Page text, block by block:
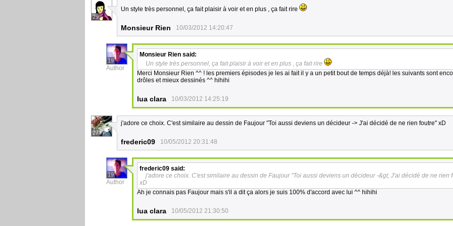
29
Un style très personnel, ça fait plaisir à voir et en plus , ça fait rire
Monsieur Rien 10/03/2012 14:20:47
19
Author
Monsieur Rien said:
Un style très personnel, ça fait plaisir à voir et en plus , ça fait rire
Merci Monsieur Rien ^^ ! les premiers épisodes je les ai fait il y a un petit bout de temps déjà! les suivants sont
drôles et mieux dessinés ^^ hihihi
lua clara 10/03/2012 14:25:19
27
j'adore ce choix. C'est similaire au dessin de Faujour "Toi aussi deviens un décideur -> J'ai décidé de ne rien foutre" xD
frederic09 10/05/2012 20:31:48
19
Author
frederic09 said:
j'adore ce choix. C'est similaire au dessin de Faujour "Toi aussi deviens un décideur -&gt; J'ai décidé de ne rien
xD
Ah je connais pas Faujour mais s'il a dit ça alors je suis 100% d'accord avec lui ^^ hihihi
lua clara 10/05/2012 21:30:50